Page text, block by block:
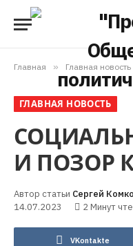
Главная » Главная новость
ГЛАВНАЯ НОВОСТЬ
И ПОЗОР
Сергей
14.07.2023
2 Минут
VKontakte